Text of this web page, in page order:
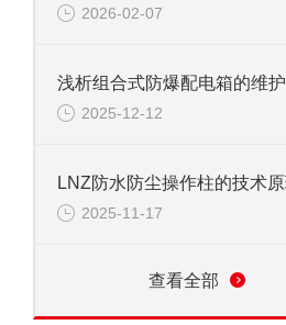
2026-02-07
2025-12-12
2025-11-17
查看全部